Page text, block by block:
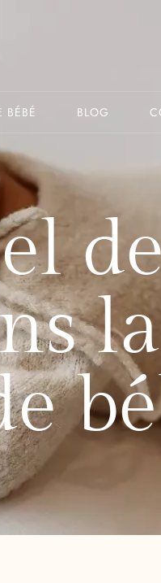
BÉBÉ BLOG
la